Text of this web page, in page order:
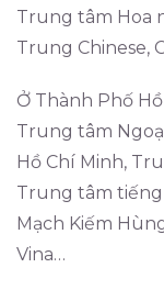
Trung tâm Hoa
Trung Chinese,
Ở Thành Phố
Trung tâm
Hồ Chí Minh,
Trung tâm
Mạch Kiếm
Vina…